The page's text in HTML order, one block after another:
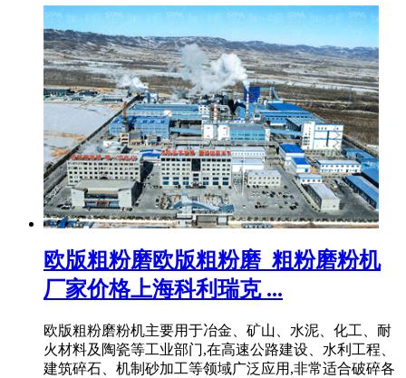
欧版粗粉磨欧版粗粉磨_粗粉磨粉机
厂家价格上海科利瑞克 ...
欧版粗粉磨粉机主要用于冶金、矿山、水泥、化工、耐
火材料及陶瓷等工业部门,在高速公路建设、水利工程、
建筑碎石、机制砂加工等领域广泛应用,非常适合破碎各